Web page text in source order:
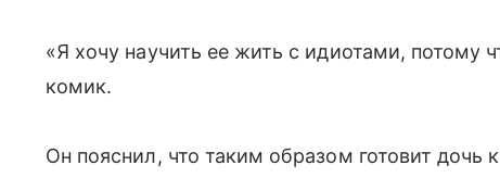
«Я хочу научить ее жить с идиотами, потому
комик.
Он пояснил, что таким образом готовит дочь